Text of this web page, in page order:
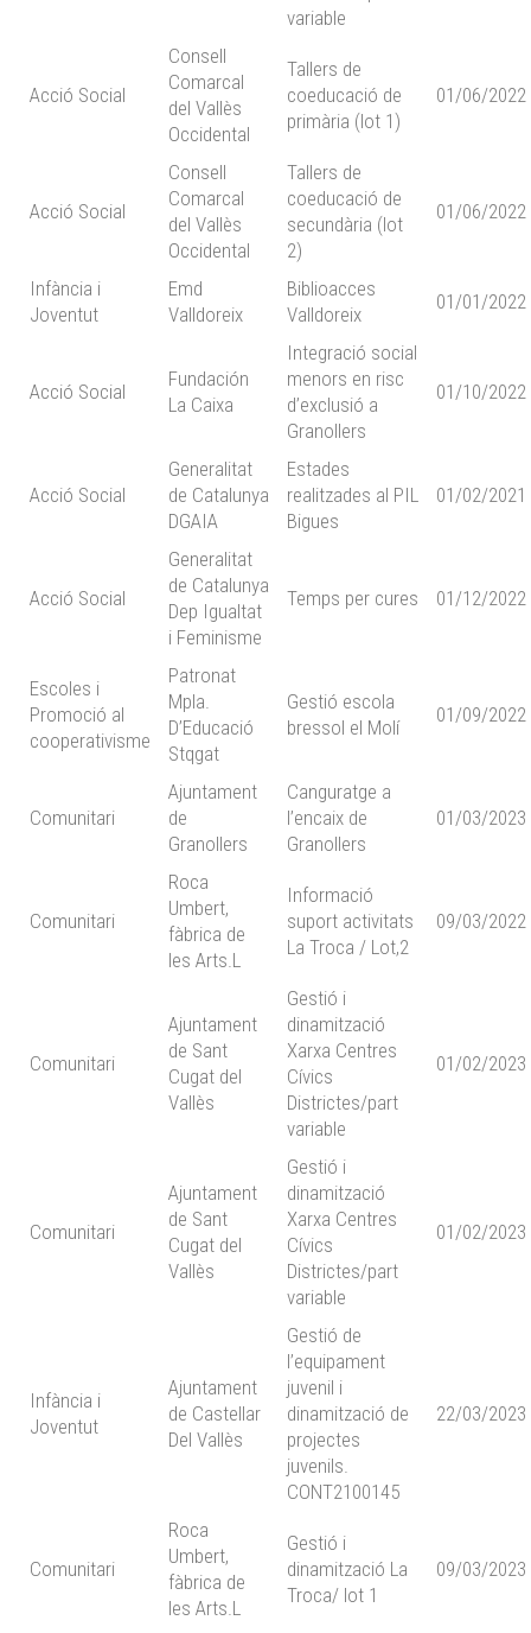
variable
Acció Social
Consell
Comarcal
del Vallès
Occidental
Tallers de
coeducació de
primària (lot 1)
01/06/2022
Acció Social
Consell
Comarcal
del Vallès
Occidental
Tallers de
coeducació de
secundària (lot
2)
01/06/2022
Infància i
Joventut
Emd
Valldoreix
Biblioacces
Valldoreix
01/01/2022
Acció Social
Fundación
La Caixa
Integració social
menors en risc
d’exclusió a
Granollers
01/10/2022
Acció Social
Generalitat
de Catalunya
DGAIA
Estades
realitzades al PIL
Bigues
01/02/2021
Acció Social
Generalitat
de Catalunya
Dep Igualtat
i Feminisme
Temps per cures 01/12/2022
Escoles i
Promoció al
cooperativisme
Patronat
Mpla.
D’Educació
Stqgat
Gestió escola
bressol el Molí
01/09/2022
Comunitari
Ajuntament
de
Granollers
Canguratge a
l’encaix de
Granollers
01/03/2023
Comunitari
Roca
Umbert,
fàbrica de
les Arts.L
Informació
suport activitats
La Troca / Lot,2
09/03/2022
Comunitari
Ajuntament
de Sant
Cugat del
Vallès
Gestió i
dinamització
Xarxa Centres
Cívics
Districtes/part
variable
01/02/2023
Comunitari
Ajuntament
de Sant
Cugat del
Vallès
Gestió i
dinamització
Xarxa Centres
Cívics
Districtes/part
variable
01/02/2023
Infància i
Joventut
Ajuntament
de Castellar
Del Vallès
Gestió de
l’equipament
juvenil i
dinamització de
projectes
juvenils.
CONT2100145
22/03/2023
Comunitari
Roca
Umbert,
fàbrica de
les Arts.L
Gestió i
dinamització La
Troca/ lot 1
09/03/2023